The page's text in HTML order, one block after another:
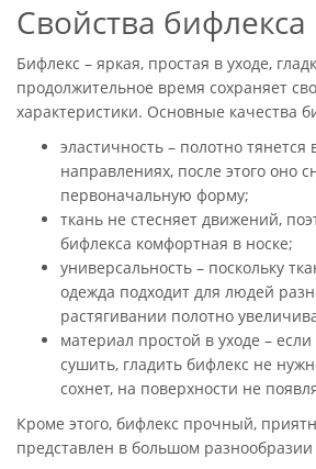
Свойства бифлекса
Бифлекс – яркая, простая в уходе,
продолжительное время сохраняет
характеристики. Основные качества
эластичность – полотно тянется
направлениях, после этого оно
первоначальную форму;
ткань не стесняет движений,
бифлекса комфортная в носке;
универсальность – поскольку
одежда подходит для людей
растягивании полотно
материал простой в уходе –
сушить, гладить бифлекс не
сохнет, на поверхности не
Кроме этого, бифлекс прочный,
представлен в большом разнообразии